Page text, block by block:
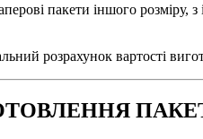
пакети іншого
розрахунок вартості